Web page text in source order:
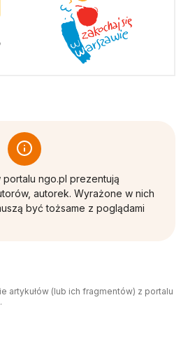
portalu ngo.pl prezentują
autorek. Wyrażone w nich
być tożsame z poglądami
artykułów (lub ich fragmentów) z portalu